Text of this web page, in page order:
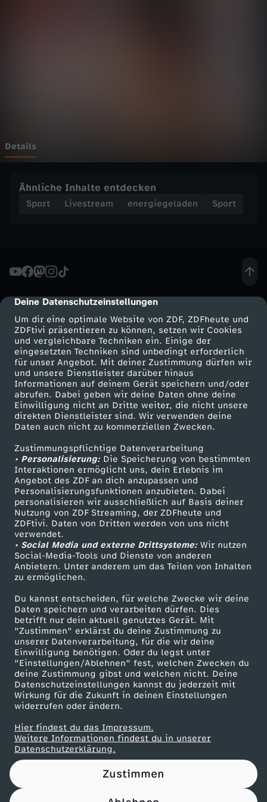
cmp-dialog-description
Deine Datenschutzeinstellungen
Um dir eine optimale Website von ZDF, ZDFheute und
ZDFtivi präsentieren zu können, setzen wir Cookies
und vergleichbare Techniken ein. Einige der
eingesetzten Techniken sind unbedingt erforderlich
für unser Angebot. Mit deiner Zustimmung dürfen wir
und unsere Dienstleister darüber hinaus
Informationen auf deinem Gerät speichern und/oder
abrufen. Dabei geben wir deine Daten ohne deine
Einwilligung nicht an Dritte weiter, die nicht unsere
direkten Dienstleister sind. Wir verwenden deine
Daten auch nicht zu kommerziellen Zwecken.
Zustimmungspflichtige Datenverarbeitung
• Personalisierung:Die Speicherung von bestimmten
Interaktionen ermöglicht uns, dein Erlebnis im
Angebot des ZDF an dich anzupassen und
Personalisierungsfunktionen anzubieten. Dabei
personalisieren wir ausschließlich auf Basis deiner
Nutzung von ZDF Streaming, der ZDFheute und
ZDFtivi. Daten von Dritten werden von uns nicht
verwendet.
• Social Media und externe Drittsysteme:Wir nutzen
Social-Media-Tools und Dienste von anderen
Anbietern. Unter anderem um das Teilen von Inhalten
zu ermöglichen.
Du kannst entscheiden, für welche Zwecke wir deine
Daten speichern und verarbeiten dürfen. Dies
betrifft nur dein aktuell genutztes Gerät. Mit
"Zustimmen" erklärst du deine Zustimmung zu
unserer Datenverarbeitung, für die wir deine
Einwilligung benötigen. Oder du legst unter
"Einstellungen/Ablehnen" fest, welchen Zwecken du
deine Zustimmung gibst und welchen nicht. Deine
Datenschutzeinstellungen kannst du jederzeit mit
Wirkung für die Zukunft in deinen Einstellungen
widerrufen oder ändern.
Hier findest du das Impressum.
Weitere Informationen findest du in unserer
Datenschutzerklärung.
Zustimmen
l
n
n
H
a
m
b
u
r
g
:
F
r
a
u
e
n
u
n
d
Details
Ähnliche Inhalte entdecken
Sport Livestream energiegeladen Sport
Mehr ZDF
ZDF-Apps
Smart TV
ZDFtext
Livestreams
Sendungen A-Z
TV-Programm
Service
ZDFmitreden
Kontakt zum ZDF
Tickets
Zuschauerservice
Hilfe
ZDF Unternehmen
Karriere
ZDF goes Schule
Werbefernsehen
Mainzelmännchen
Partner